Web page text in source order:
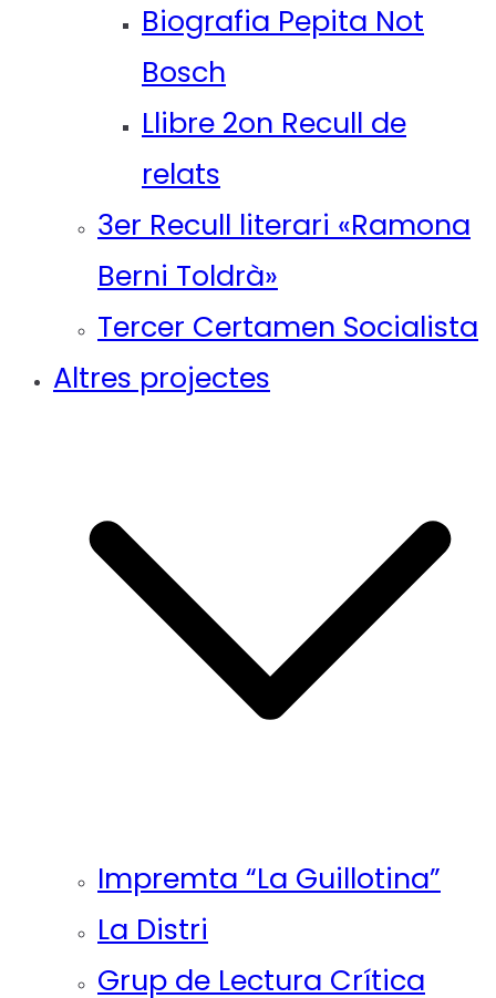
Biografia Pepita Not
Bosch
Llibre 2on Recull de
relats
3er Recull literari «Ramona
Berni Toldrà»
Tercer Certamen Socialista
Altres projectes
Impremta “La Guillotina”
La Distri
Grup de Lectura Crítica